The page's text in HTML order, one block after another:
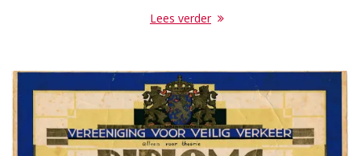
Lees verder